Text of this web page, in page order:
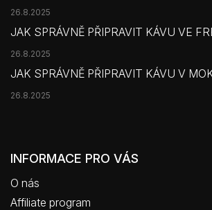
26.8.2025
JAK SPRÁVNĚ PŘIPRAVIT KÁVU VE
26.8.2025
JAK SPRÁVNĚ PŘIPRAVIT KÁVU V
26.8.2025
INFORMACE PRO VÁS
O nás
Affiliate program